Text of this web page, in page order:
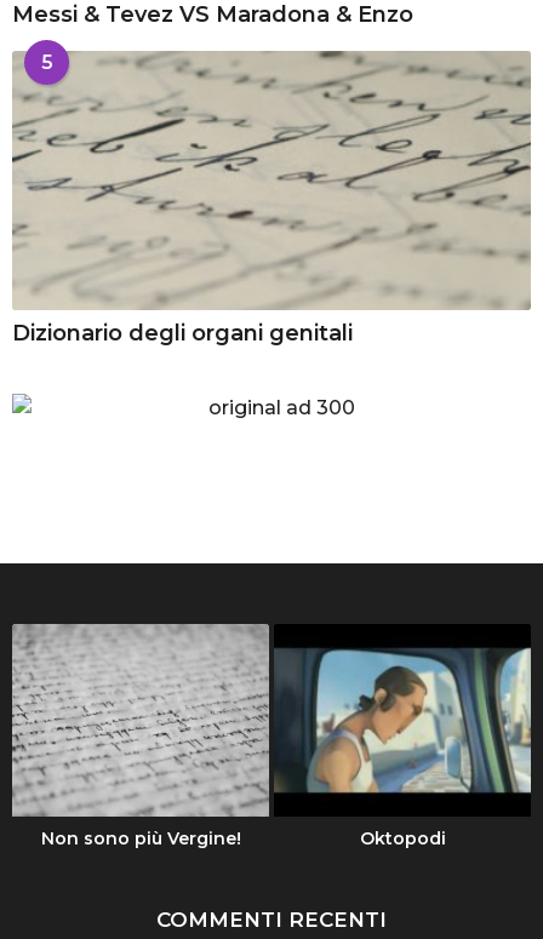
Messi & Tevez VS Maradona & Enzo
5
Dizionario degli organi genitali
Non sono più Vergine! Oktopodi
COMMENTI RECENTI